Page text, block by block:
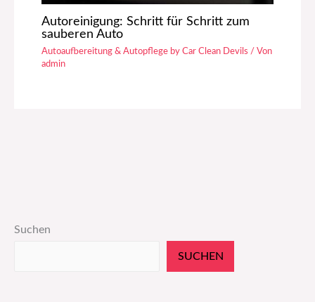
Autoreinigung: Schritt für Schritt zum
sauberen Auto
Autoaufbereitung & Autopflege by Car Clean Devils / Von
admin
Suchen
SUCHEN